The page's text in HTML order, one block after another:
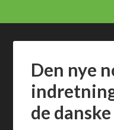
Den nye
de